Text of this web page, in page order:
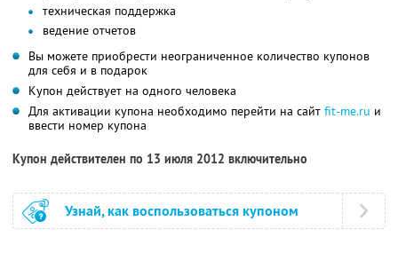
техническая поддержка
ведение отчетов
Вы можете приобрести неограниченное количество купонов
для себя и в подарок
Купон действует на одного человека
Для активации купона необходимо перейти на сайт fit-me.ru и
ввести номер купона
Купон действителен по 13 июля 2012 включительно
Узнай, как воспользоваться купоном